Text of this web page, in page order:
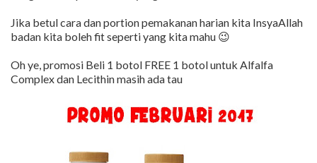
Jika betul cara dan portion pemakanan harian kita InsyaAllah
badan kita boleh fit seperti yang kita mahu 😉
Oh ye, promosi Beli 1 botol FREE 1 botol untuk Alfalfa
Complex dan Lecithin masih ada tau